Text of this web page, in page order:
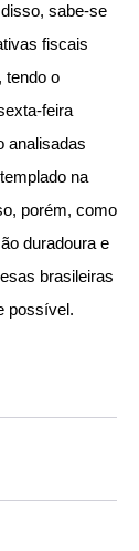
sabe-se
fiscais
tendo o
feira
analisadas
na
porém, como
duradoura e
brasileiras
possível.